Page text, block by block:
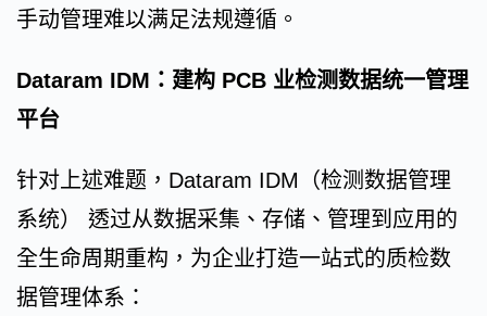
手动管理难以满足法规遵循。
Dataram IDM：建构 PCB 业检测数据统一管理
平台
针对上述难题，Dataram IDM（检测数据管理
系统） 透过从数据采集、存储、管理到应用的
全生命周期重构，为企业打造一站式的质检数
据管理体系：